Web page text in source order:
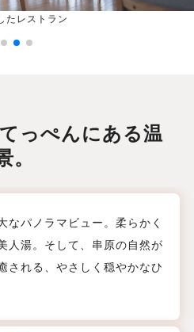
たレストラン
っぺんにある温
。
なパノラマビュー。柔らかく
人湯。そして、串原の自然が
される、やさしく穏やかなひ